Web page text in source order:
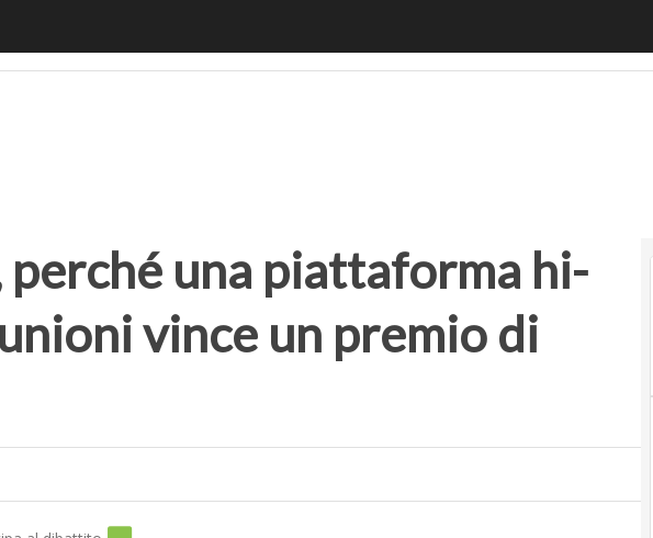
perché una piattaforma hi-
vince un premio di